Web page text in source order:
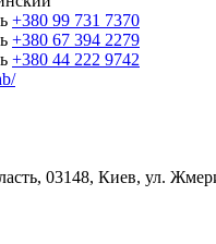
+380 99 731 7370
+380 67 394 2279
+380 44 222 9742
03148, Киев, ул.